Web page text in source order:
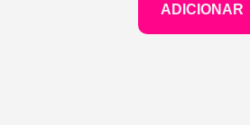
ADICIONAR